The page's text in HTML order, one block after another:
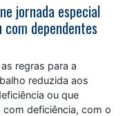
jornada especial
dependentes
regras para a
reduzida aos
ou que
deficiência, com o